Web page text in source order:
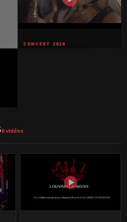
CONCERT 2018
6 vidéos